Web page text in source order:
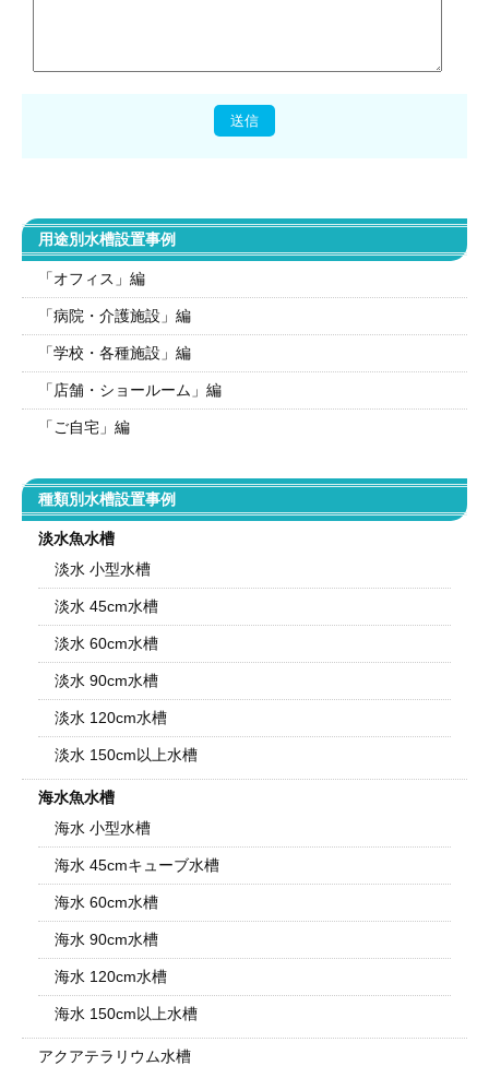
用途別水槽設置事例
「オフィス」編
「病院・介護施設」編
「学校・各種施設」編
「店舗・ショールーム」編
「ご自宅」編
種類別水槽設置事例
淡水魚水槽
淡水 小型水槽
淡水 45cm水槽
淡水 60cm水槽
淡水 90cm水槽
淡水 120cm水槽
淡水 150cm以上水槽
海水魚水槽
海水 小型水槽
海水 45cmキューブ水槽
海水 60cm水槽
海水 90cm水槽
海水 120cm水槽
海水 150cm以上水槽
アクアテラリウム水槽